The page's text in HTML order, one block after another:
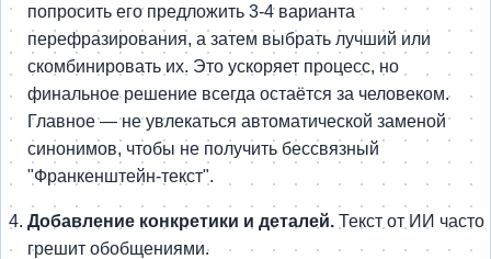
попросить его предложить 3-4 варианта
перефразирования, а затем выбрать лучший или
скомбинировать их. Это ускоряет процесс, но
финальное решение всегда остаётся за человеком.
Главное — не увлекаться автоматической заменой
синонимов, чтобы не получить бессвязный
"Франкенштейн-текст".
Добавление конкретики и деталей. Текст от ИИ часто
грешит обобщениями.